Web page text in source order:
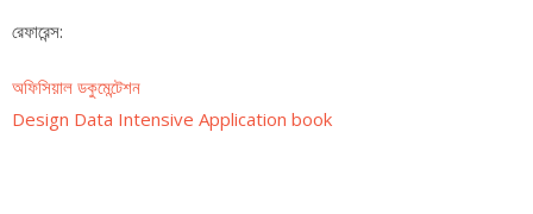
রেফারেন্স:
অফিসিয়াল ডকুমেন্টেশন
Design Data Intensive Application book